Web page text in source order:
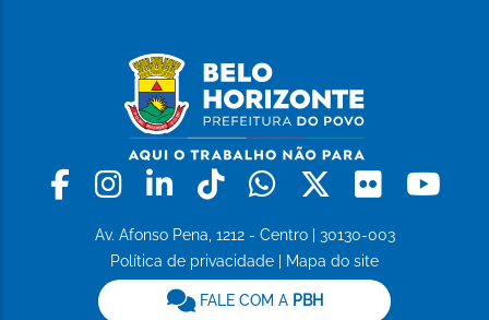
Facebook
Instagram
LinkedinTiktokWhatsapp
X Flickr
Av. Afonso Pena, 1212 - Centro | 30130-003
Política de privacidade
Mapa do site
FALE COM A PBH